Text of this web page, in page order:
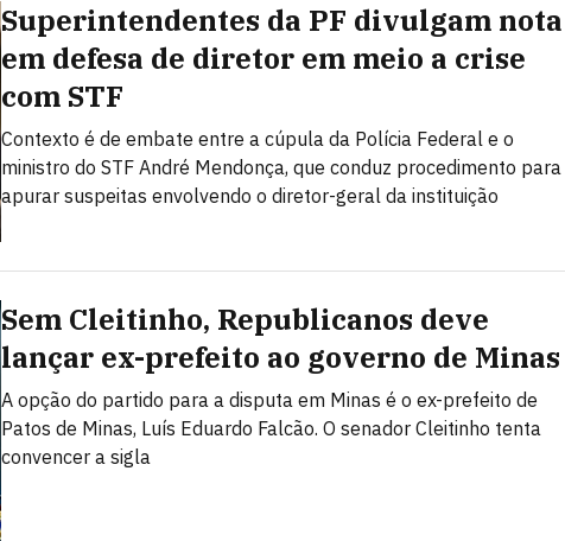
Superintendentes da PF divulgam nota
em defesa de diretor em meio a crise
com STF
Contexto é de embate entre a cúpula da Polícia Federal e o
ministro do STF André Mendonça, que conduz procedimento para
apurar suspeitas envolvendo o diretor-geral da instituição
Sem Cleitinho, Republicanos deve
lançar ex-prefeito ao governo de Minas
A opção do partido para a disputa em Minas é o ex-prefeito de
Patos de Minas, Luís Eduardo Falcão. O senador Cleitinho tenta
convencer a sigla